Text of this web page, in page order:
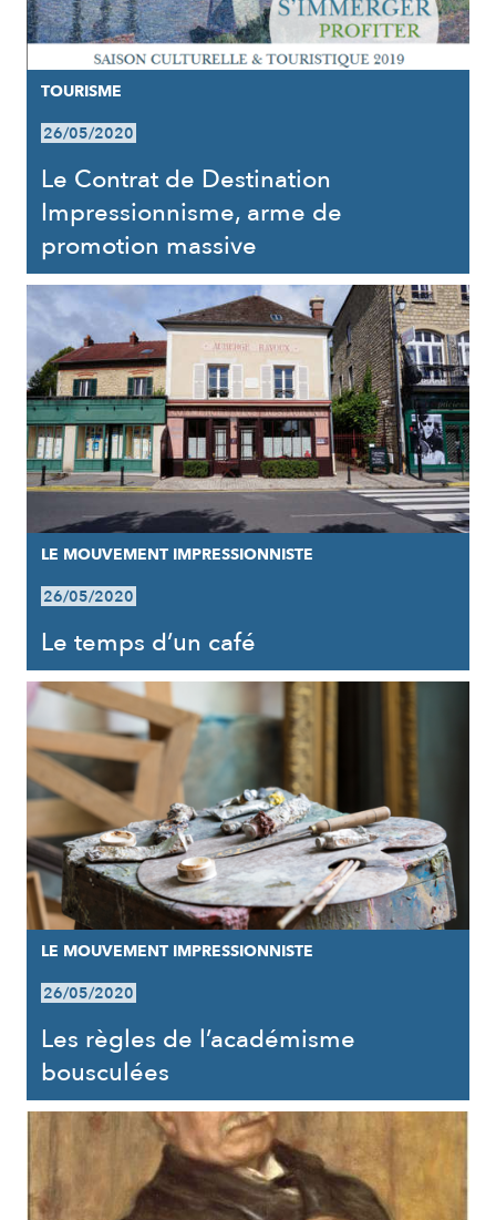
TOURISME
26/05/2020
Le Contrat de Destination
Impressionnisme, arme de
promotion massive
LE MOUVEMENT IMPRESSIONNISTE
26/05/2020
Le temps d’un café
LE MOUVEMENT IMPRESSIONNISTE
26/05/2020
Les règles de l’académisme
bousculées